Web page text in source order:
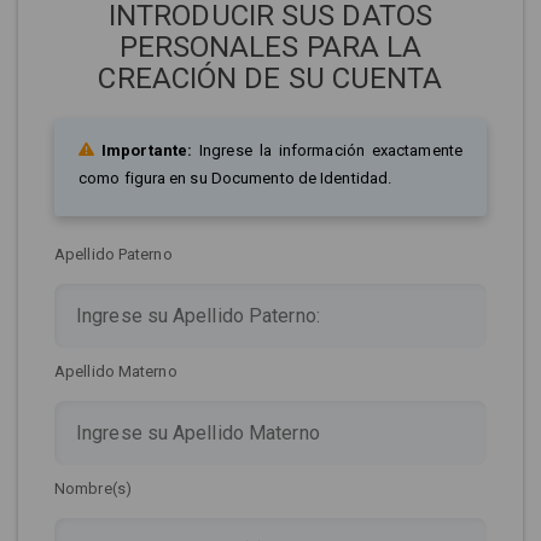
INTRODUCIR SUS DATOS
PERSONALES PARA LA
CREACIÓN DE SU CUENTA
Importante: Ingrese la información exactamente
como figura en su Documento de Identidad.
Apellido Paterno
Apellido Materno
Nombre(s)